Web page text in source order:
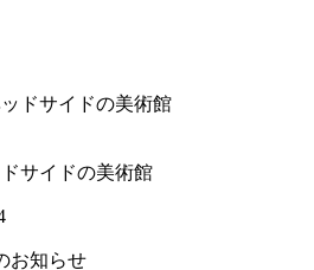
サイドの美術館
お知らせ